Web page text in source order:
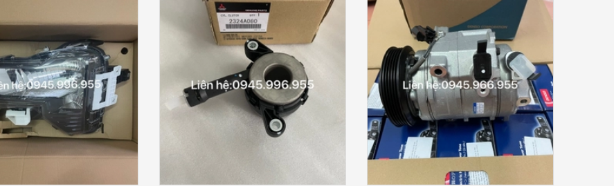
CHI TIẾT CHI TIẾT CHI TIẾT